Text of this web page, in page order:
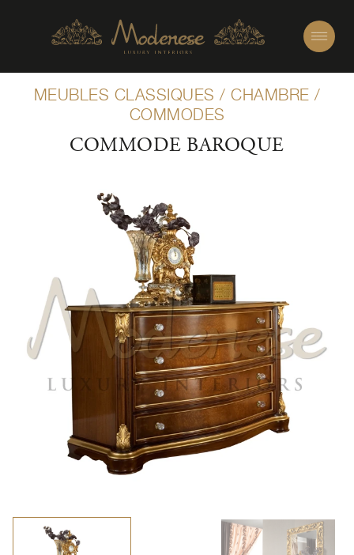
MEUBLES CLASSIQUES / CHAMBRE /
COMMODES
COMMODE BAROQUE